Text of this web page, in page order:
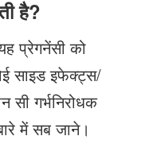
है?
प्रेगनेंसी को
साइड इफेक्ट्स/
सी गर्भनिरोधक
में सब जाने।